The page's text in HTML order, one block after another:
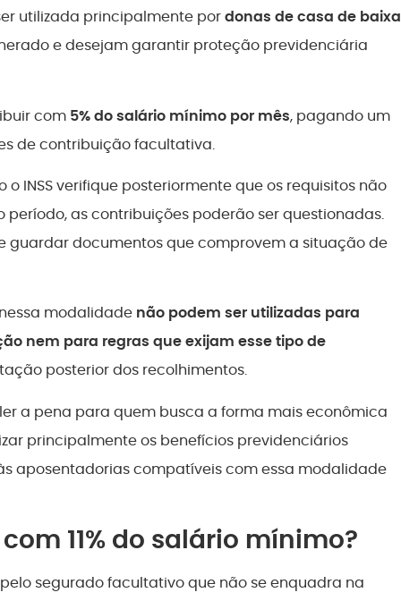
utilizada principalmente pordonas de casa de baixa
e desejam garantir proteção previdenciária
com 5% do salário mínimo por mês, pagando um
de contribuição facultativa.
INSS verifique posteriormente que os requisitos não
as contribuições poderão ser questionadas.
guardar documentos que comprovem a situação de
modalidade não podem ser utilizadas para
nem para regras que exijam esse tipo de
posterior dos recolhimentos.
a pena para quem busca a forma mais econômica
principalmente os benefícios previdenciários
aposentadorias compatíveis com essa modalidade
11% do salário mínimo?
segurado facultativo que não se enquadra na